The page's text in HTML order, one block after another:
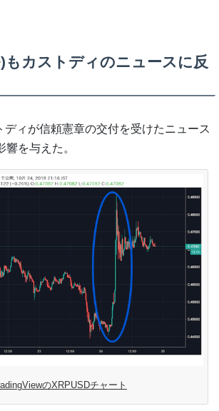
もカストディのニュースに反
ディが信頼憲章の交付を受けたニュース
を与えた。
のXRPUSDチャート